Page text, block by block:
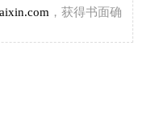
，获得书面确